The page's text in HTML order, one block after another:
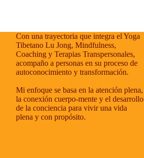
Con una trayectoria que integra el Yoga
Tibetano Lu Jong, Mindfulness,
Coaching y Terapias Transpersonales,
acompaño a personas en su proceso de
autoconocimiento y transformación.
Mi enfoque se basa en la atención plena,
la conexión cuerpo-mente y el desarrollo
de la conciencia para vivir una vida
plena y con propósito.